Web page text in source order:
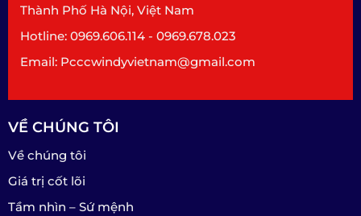
Thành Phố Hà Nội, Việt Nam
Hotline: 0969.606.114 - 0969.678.023
Email: Pcccwindyvietnam@gmail.com
VỀ CHÚNG TÔI
Về chúng tôi
Giá trị cốt lõi
Tầm nhìn – Sứ mệnh